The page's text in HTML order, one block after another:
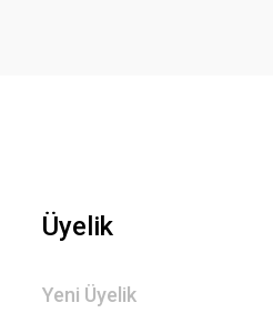
Üyelik
Yeni Üyelik